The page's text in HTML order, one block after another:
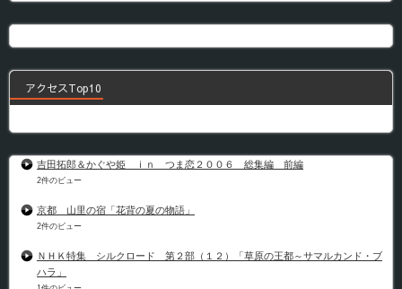
アクセスTop10
吉田拓郎＆かぐや姫 ｉｎ つま恋２００６ 総集編 前編
2件のビュー
京都 山里の宿「花背の夏の物語」
2件のビュー
ＮＨＫ特集 シルクロード 第２部（１２）「草原の王都～サマルカンド・ブ
ハラ」